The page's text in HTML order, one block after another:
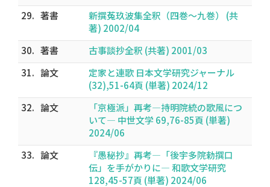
29. 著書
新撰菟玖波集全釈（四巻～九巻） (共
著) 2002/04
30. 著書
古事談抄全釈 (共著) 2001/03
31. 論文
定家と連歌 日本文学研究ジャーナル
(32),51-64頁 (単著) 2024/12
32. 論文
「京極派」再考―持明院統の歌風につ
いて― 中世文学 69,76-85頁 (単著)
2024/06
33. 論文
『愚秘抄』再考―「後宇多院勅撰口
伝」を手がかりに― 和歌文学研究
128,45-57頁 (単著) 2024/06